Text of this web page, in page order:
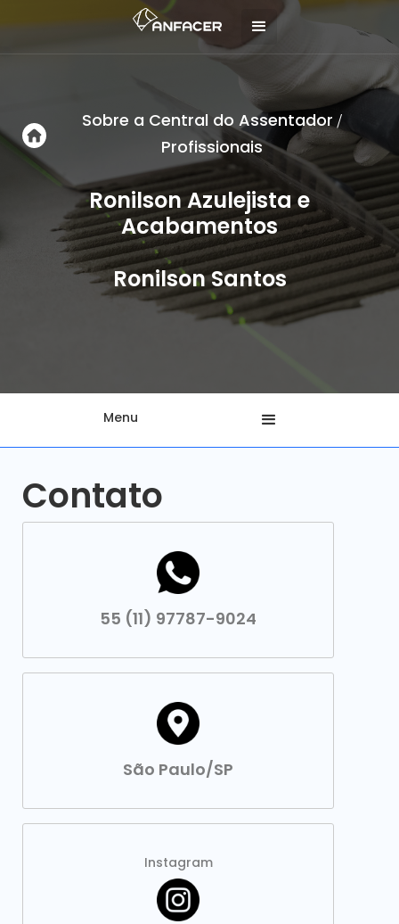
Sobre a Central do Assentador /
Profissionais
Ronilson Azulejista e
Acabamentos
Ronilson Santos
Menu
Contato
55 (11) 97787-9024
São Paulo/SP
Instagram